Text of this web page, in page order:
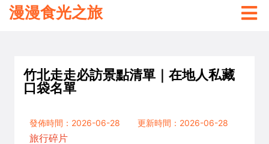
漫漫食光之旅
竹北走走必訪景點清單｜在地人私藏
口袋名單
發佈時間：2026-06-28
更新時間：2026-06-28
旅行碎片